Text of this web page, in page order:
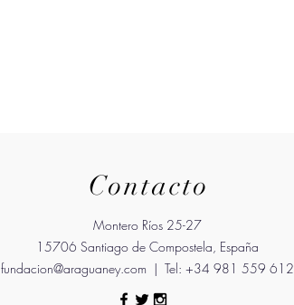
Contacto
Montero Ríos 25-27
15706 Santiago de Compostela, España
fundacion@araguaney.com | Tel: +34 981 559 612